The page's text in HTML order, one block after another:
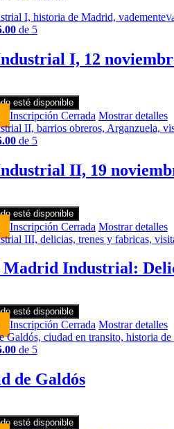
de 5
I, 12
esté disponible
Inscripción Cerrada Mostrar detalles
de 5
II, 19
esté disponible
Inscripción Cerrada Mostrar detalles
Madrid Industrial:
esté disponible
Inscripción Cerrada Mostrar detalles
de 5
de Galdós
esté disponible